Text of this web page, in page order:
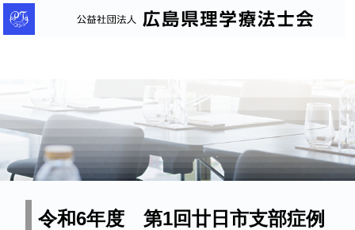
公
益
人
島
令和6年度 第1回廿日市支部症例